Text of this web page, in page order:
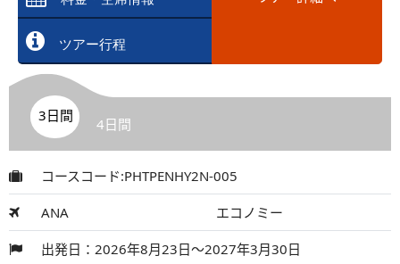
ツアー行程
3日間 4日間
コースコード:PHTPENHY2N-005
ANA エコノミー
出発日：2026年8月23日～2027年3月30日